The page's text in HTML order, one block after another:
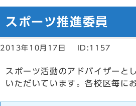
スポーツ推進委員
2013年10月17日 ID:1157
スポーツ活動のアドバイザーと
いただいています。各校区毎に